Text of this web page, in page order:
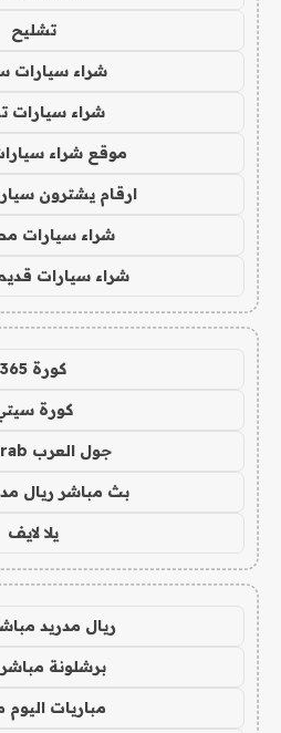
تشليح
شراء سيارات
شراء سيارات
موقع شراء
ارقام يشترون
شراء سيارات
شراء سيارات
كورة 365
كورة
جول العرب goalarab
بث مباشر ريال
يلا لايف
ريال مدريد
برشلونة مباشر
مباريات اليوم